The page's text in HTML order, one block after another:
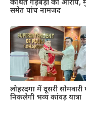
कथित गड़बड़ी का आरोप,
समेत पांच नामजद
लोहरदगा में दूसरी सोमवारी
निकलेगी भव्य कांवड़ यात्रा